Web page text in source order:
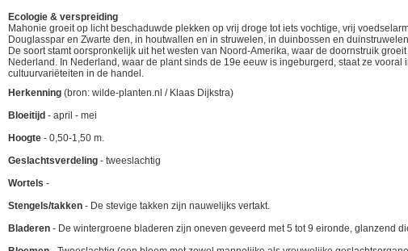
Ecologie & verspreiding
Mahonie groeit op licht beschaduwde plekken op vrij droge tot iets vochtige, vrij
Douglasspar en Zwarte den, in houtwallen en in struwelen, in duinbossen en
De soort stamt oorspronkelijk uit het westen van Noord-Amerika, waar de doornstruik
Nederland. In Nederland, waar de plant sinds de 19e eeuw is ingeburgerd, staat ze
cultuurvariëteiten in de handel.
Herkenning (bron: wilde-planten.nl / Klaas Dijkstra)
Bloeitijd - april - mei
Hoogte - 0,50-1,50 m.
Geslachtsverdeling - tweeslachtig
Wortels -
Stengels/takken - De stevige takken zijn nauwelijks vertakt.
Bladeren - De wintergroene bladeren zijn oneven geveerd met 5 tot 9 eironde, glanzend